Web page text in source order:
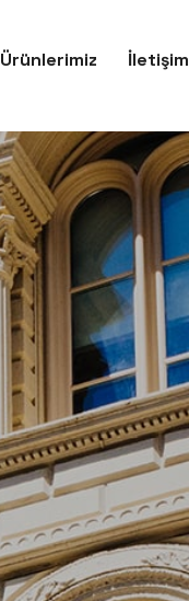
Ürünlerimiz İletişim